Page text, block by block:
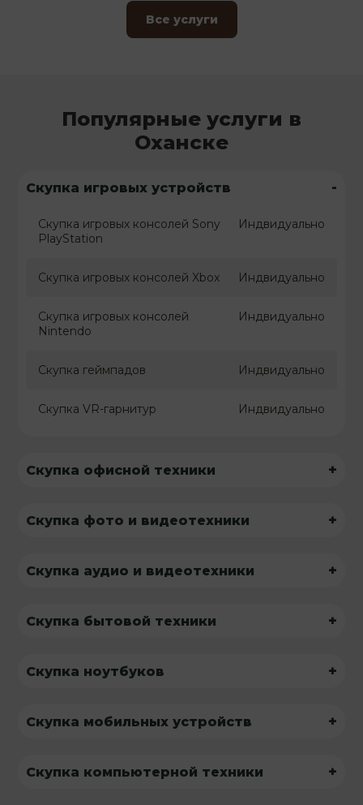
Все услуги
Популярные услуги в
Оханске
Скупка игровых устройств -
Скупка игровых консолей Sony
PlayStation
Индвидуально
Скупка игровых консолей Xbox Индвидуально
Скупка игровых консолей
Nintendo
Индвидуально
Скупка геймпадов Индвидуально
Скупка VR-гарнитур Индвидуально
Скупка офисной техники +
Скупка фото и видеотехники +
Скупка аудио и видеотехники +
Скупка бытовой техники +
Скупка ноутбуков +
Скупка мобильных устройств +
Скупка компьютерной техники +